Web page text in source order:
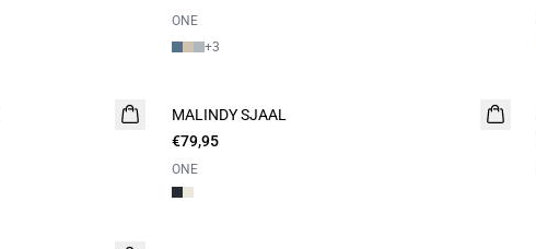
ONE
+3
MALINDY SJAAL
€79,95
ONE